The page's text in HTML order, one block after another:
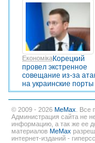
ЕкономікаКорецкий
провел экстренное
совещание из-за
на украинские порты
© 2009 - 2026 MeMax . Все
Администрация сайта не
информацию, а так же ее
материалов MeMax
интернет-изданий -